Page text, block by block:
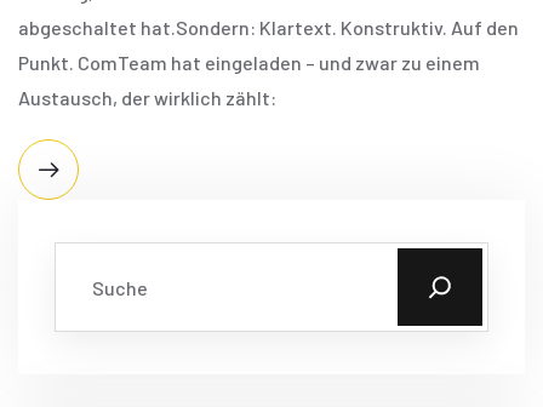
abgeschaltet hat.Sondern: Klartext. Konstruktiv. Auf den
Punkt. ComTeam hat eingeladen – und zwar zu einem
Austausch, der wirklich zählt: